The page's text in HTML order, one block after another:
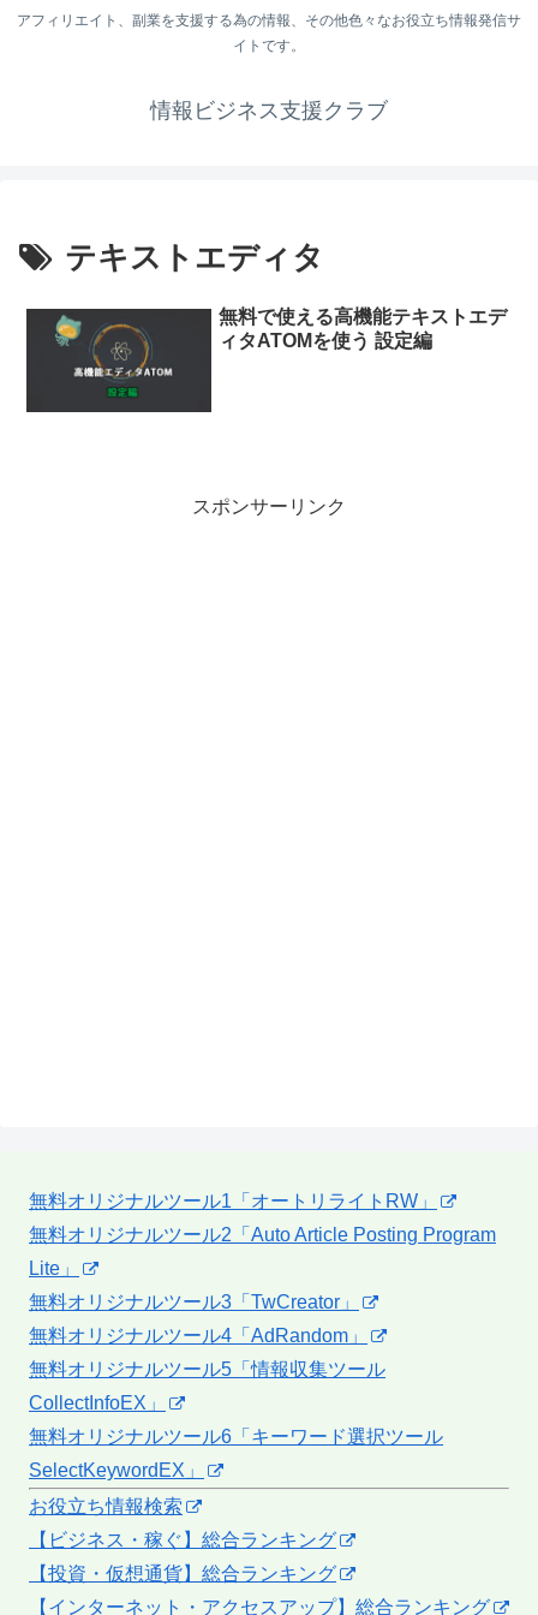
アフィリエイト、副業を支援する為の情報、その他色々なお役立ち情報発信サ
イトです。
情報ビジネス支援クラブ
テキストエディタ
無料で使える高機能テキストエデ
ィタATOMを使う 設定編
スポンサーリンク
無料オリジナルツール1「オートリライトRW」
無料オリジナルツール2「Auto Article Posting Program
Lite」
無料オリジナルツール3「TwCreator」
無料オリジナルツール4「AdRandom」
無料オリジナルツール5「情報収集ツール
CollectInfoEX」
無料オリジナルツール6「キーワード選択ツール
SelectKeywordEX」
お役立ち情報検索
【ビジネス・稼ぐ】総合ランキング
【投資・仮想通貨】総合ランキング
【インターネット・アクセスアップ】総合ランキング